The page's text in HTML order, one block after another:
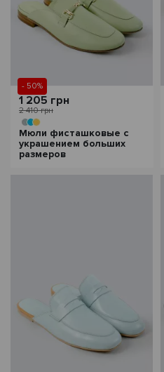
- 50%
1 205 грн
2 410 грн
Мюли фисташковые с
украшением больших
размеров